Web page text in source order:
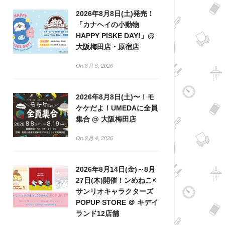
2026年8月8日(土)発売！
「カナヘイの小動物
HAPPY PISKE DAY!」@
大阪梅田店・原宿店
On 8月 5, 2026
2026年8月8日(土)〜！モ
ケケだよ！UMEDAに全員
集合 @ 大阪梅田店
On 8月 4, 2026
2026年8月14日(金)～8月
27日(木)開催！ンめねこ×
サンリオキャラクターズ
POPUP STORE ＠ キデイ
ランド12店舗